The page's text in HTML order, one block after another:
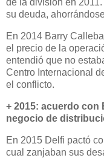
de la división en
su deuda,
En 2014 Barry
el precio de la
entendió que no
Centro Internacional
el conflicto.
+ 2015: acuerdo con
negocio de
En 2015 Delfi pactó
cual zanjaban sus